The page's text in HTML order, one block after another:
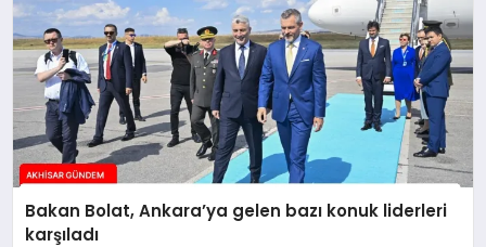
Bakan Bolat, Ankara’ya gelen bazı konuk liderleri
karşıladı